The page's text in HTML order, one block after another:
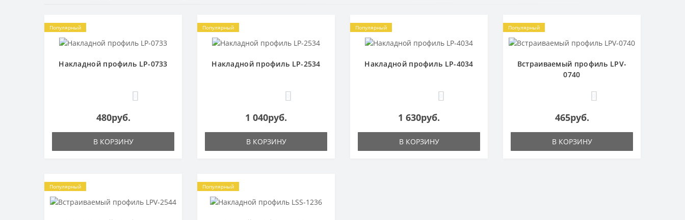
Популярный
Накладной профиль LP-0733
480руб.
В КОРЗИНУ
Популярный
Накладной профиль LP-2534
1 040руб.
В КОРЗИНУ
Популярный
Накладной профиль LP-4034
1 630руб.
В КОРЗИНУ
Популярный
Встраиваемый профиль LPV-
0740
465руб.
В КОРЗИНУ
Популярный Популярный